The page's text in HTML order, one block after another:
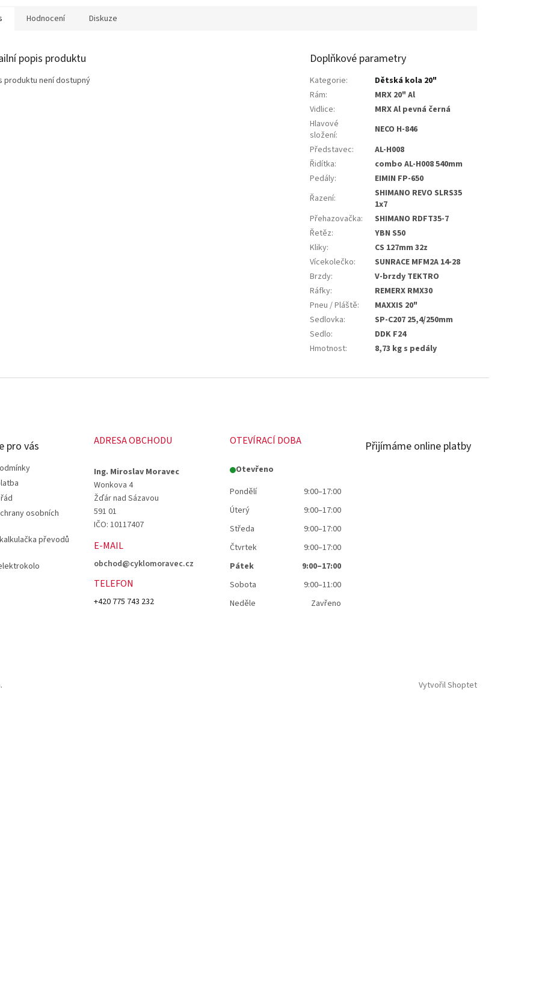
Hodnocení Diskuze
popis produktu
produktu není dostupný
Doplňkové parametry
Kategorie:
Dětská kola 20"
Rám:
MRX 20" Al
Vidlice:
MRX Al pevná černá
Hlavové
složení:
NECO H-846
Představec:
AL-H008
Řidítka:
combo AL-H008 540mm
Pedály:
EIMIN FP-650
Řazení:
SHIMANO REVO SLRS35
1x7
Přehazovačka:
SHIMANO RDFT35-7
Řetěz:
YBN S50
Kliky:
CS 127mm 32z
Vícekolečko:
SUNRACE MFM2A 14-28
Brzdy:
V-brzdy TEKTRO
Ráfky:
REMERX RMX30
Pneu / Pláště:
MAXXIS 20"
Sedlovka:
SP-C207 25,4/250mm
Sedlo:
DDK F24
Hmotnost: 8,73 kg s pedály
pro vás
osobních
převodů
ADRESA OBCHODU
Ing. Miroslav Moravec
Wonkova 4
Žďár nad Sázavou
591 01
IČO: 10117407
E-MAIL
obchod@cyklomoravec.cz
TELEFON
+420 775 743 232
OTEVÍRACÍ DOBA
Otevřeno
Pondělí
9:00–17:00
Úterý
9:00–17:00
Středa
9:00–17:00
Čtvrtek
9:00–17:00
Pátek
9:00–17:00
Sobota
9:00–11:00
Neděle
Zavřeno
Přijímáme online platby
Vytvořil Shoptet